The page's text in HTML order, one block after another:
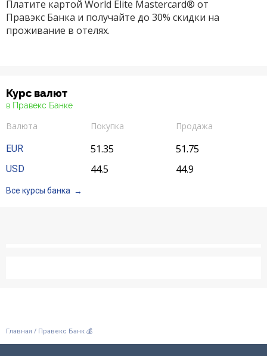
Платите картой World Elite Mastercard® от
Правэкс Банка и получайте до 30% скидки на
проживание в отелях.
Курс валют
в Правекс Банке
Валюта Покупка
Продажа
EUR
51.35 51.75
USD 44.5 44.9
Все курсы банка
Главная / Правекс Банк 💰